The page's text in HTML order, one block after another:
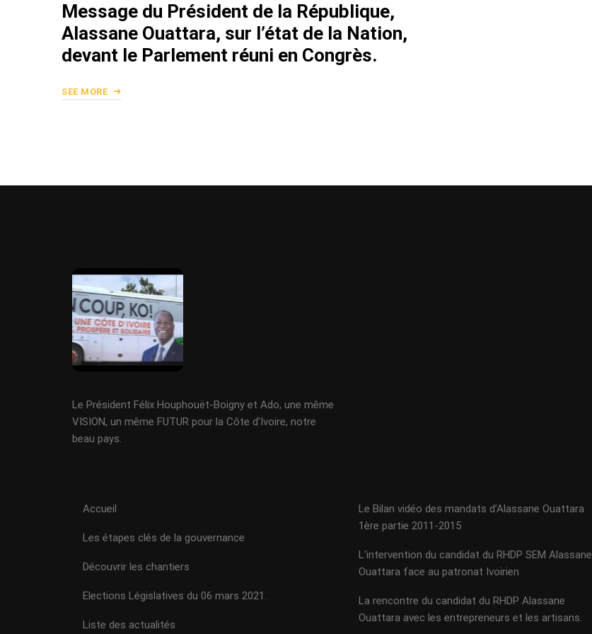
Message du Président de la République,
Alassane Ouattara, sur l’état de la Nation,
devant le Parlement réuni en Congrès.
SEE MORE
Le Président Félix Houphouët-Boigny et Ado, une même
VISION, un même FUTUR pour la Côte d'Ivoire, notre
beau pays.
Accueil
Les étapes clés de la gouvernance
Découvrir les chantiers
Elections Législatives du 06 mars 2021.
Liste des actualités
Le Bilan vidéo des mandats d’Alassane Ouattara
1ère partie 2011-2015
L’intervention du candidat du RHDP SEM Alassane
Ouattara face au patronat Ivoirien
La rencontre du candidat du RHDP Alassane
Ouattara avec les entrepreneurs et les artisans.